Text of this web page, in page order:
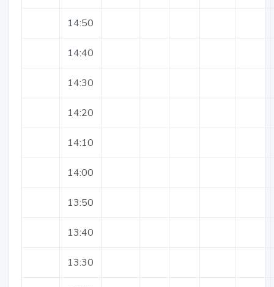
14:50
14:40
14:30
14:20
14:10
14:00
13:50
13:40
13:30